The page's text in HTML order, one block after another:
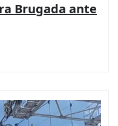
Brugada ante